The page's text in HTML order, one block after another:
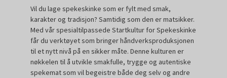
Vil du lage spekeskinke som er fylt med smak,
karakter og tradisjon? Samtidig som den er matsikker.
Med vår spesialtilpassede Startkultur for Spekeskinke
får du verktøyet som bringer håndverksproduksjonen
til et nytt nivå på en sikker måte. Denne kulturen er
nøkkelen til å utvikle smakfulle, trygge og autentiske
spekemat som vil begeistre både deg selv og andre